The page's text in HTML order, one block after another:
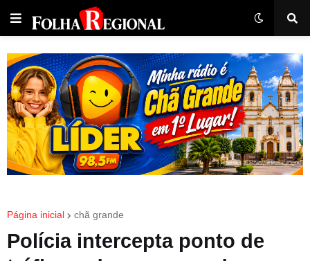
Página inicial chã grande
Polícia intercepta ponto de